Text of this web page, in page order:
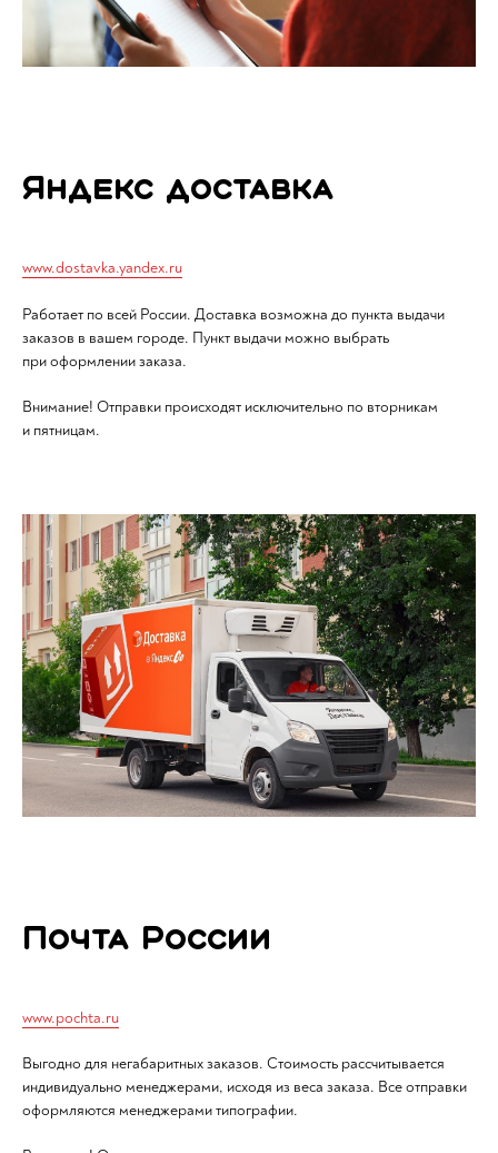
Яндекс доставка
www.dostavka.yandex.ru
Работает по всей России. Доставка возможна до пункта выдачи
заказов в вашем городе. Пункт выдачи можно выбрать
при оформлении заказа.
Внимание! Отправки происходят исключительно по вторникам
и пятницам.
Почта России
www.pochta.ru
Выгодно для негабаритных заказов. Стоимость рассчитывается
индивидуально менеджерами, исходя из веса заказа. Все отправки
оформляются менеджерами типографии.